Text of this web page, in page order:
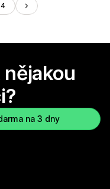
4
na 3 dny